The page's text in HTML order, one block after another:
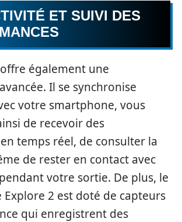
ET SUIVI DES
également une
Il se synchronise
votre smartphone, vous
de recevoir des
temps réel, de consulter la
de rester en contact avec
votre sortie. De plus, le
Explore 2 est doté de capteurs
qui enregistrent des